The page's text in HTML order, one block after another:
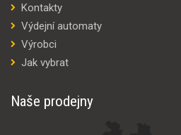
Kontakty
Výdejní automaty
Výrobci
Jak vybrat
Naše prodejny